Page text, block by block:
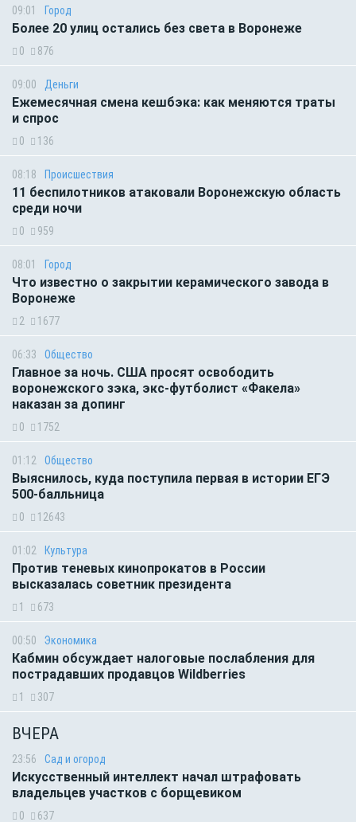
09:01 Город
Более 20 улиц остались без света в Воронеже
0 876
09:00 Деньги
Ежемесячная смена кешбэка: как меняются траты
и спрос
0 136
08:18 Происшествия
11 беспилотников атаковали Воронежскую область
среди ночи
0 959
08:01 Город
Что известно о закрытии керамического завода в
Воронеже
2 1677
06:33 Общество
Главное за ночь. CША просят освободить
воронежского зэка, экс-футболист «Факела»
наказан за допинг
0 1752
01:12 Общество
Выяснилось, куда поступила первая в истории ЕГЭ
500-балльница
0 12643
01:02 Культура
Против теневых кинопрокатов в России
высказалась советник президента
1 673
00:50 Экономика
Кабмин обсуждает налоговые послабления для
пострадавших продавцов Wildberries
1 307
ВЧЕРА
23:56 Сад и огород
Искусственный интеллект начал штрафовать
владельцев участков с борщевиком
0 637